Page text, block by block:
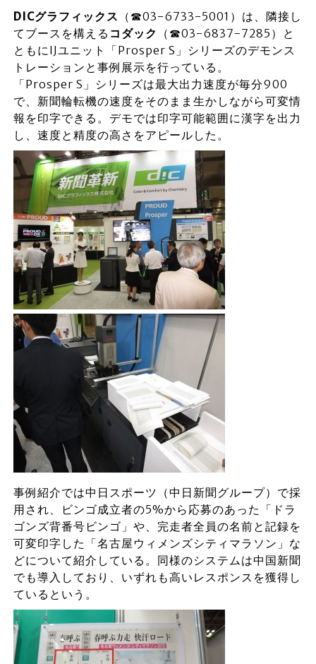
DICグラフィックス （☎03-6733-5001）は、隣接し
てブースを構える コダック
（☎03-6837-7285）と
ともにIJユニット「Prosper S」シリーズのデモンス
トレーションと事例展示を行っている。
「Prosper S」シリーズは最大出力速度が毎分900
で、新聞輪転機の速度をそのまま生かしながら可変情
報を印字できる。デモでは印字可能範囲に漢字を出力
し、速度と精度の高さをアピールした。
事例紹介では中日スポーツ（中日新聞グループ）で採
用され、ビンゴ成立者の5%から応募のあった「ドラ
ゴンズ背番号ビンゴ」や、完走者全員の名前と記録を
可変印字した「名古屋ウィメンズシティマラソン」な
どについて紹介している。同様のシステムは中国新聞
でも導入しており、いずれも高いレスポンスを獲得し
ているという。